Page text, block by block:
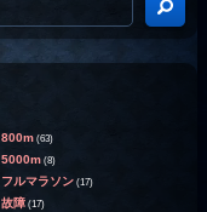
800m (63)
5000m (8)
フルマラソン (17)
故障 (17)